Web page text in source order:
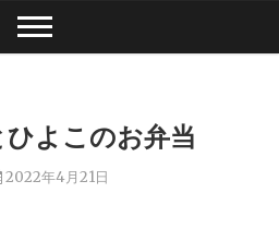
よこのお弁当
2022年4月21日